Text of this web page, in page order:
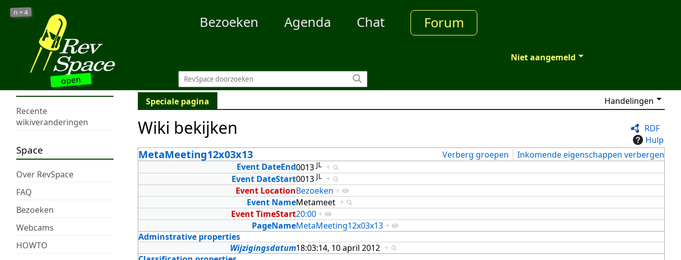
open
n =4
Bezoeken Agenda Chat Forum
Niet aangemeld
Recente
wikiveranderingen
Space
Over RevSpace
FAQ
Bezoeken
Webcams
HOWTO
Speciale pagina Handelingen
RDF
Hulp
Wiki bekijken
MetaMeeting12x03x13 Verberg groepen
Inkomende eigenschappen verbergen
Event DateEnd0013JL +
Event DateStart0013JL +
Event LocationBezoeken +
Event NameMetameet +
Event TimeStart20:00 +
PageNameMetaMeeting12x03x13 +
Adminstrative properties
Wijzigingsdatum18:03:14, 10 april 2012 +